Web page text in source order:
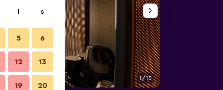
1/15
s
5 6
12 13
19 20